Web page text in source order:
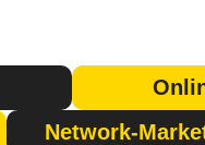
Network-